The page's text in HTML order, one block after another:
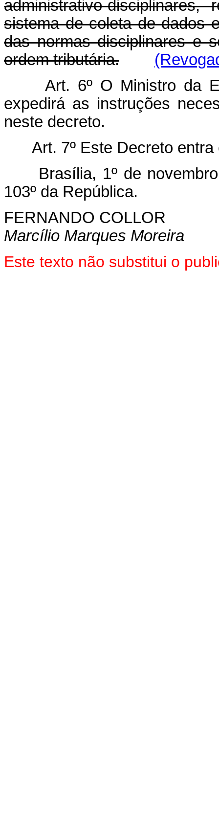
administrativo-
sistema de coleta de dados
das normas disciplinares e
ordem tributária.
Art. 6º O Ministro da
expedirá as instruções
neste decreto.
Art. 7º Este Decreto
Brasília, 1º de
103º da República.
FERNANDO COLLOR
Marcílio Marques Moreira
Este texto não substitui o